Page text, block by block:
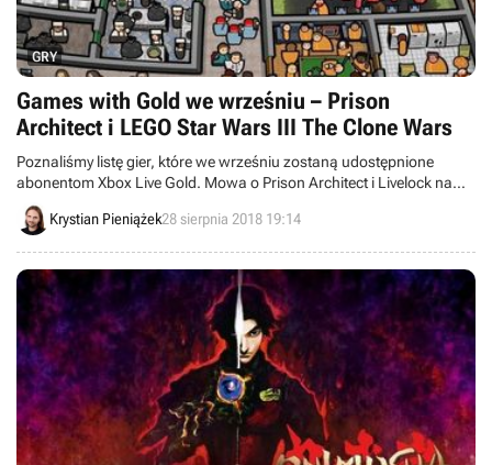
GRY
Games with Gold we wrześniu – Prison
Architect i LEGO Star Wars III The Clone Wars
Poznaliśmy listę gier, które we wrześniu zostaną udostępnione
abonentom Xbox Live Gold. Mowa o Prison Architect i Livelock na
Xboksa One oraz LEGO Star Wars III: The Clone Wars i Sega Vintage
Collection: Monster World na Xboksa 360.
Krystian Pieniążek28 sierpnia 2018 19:14